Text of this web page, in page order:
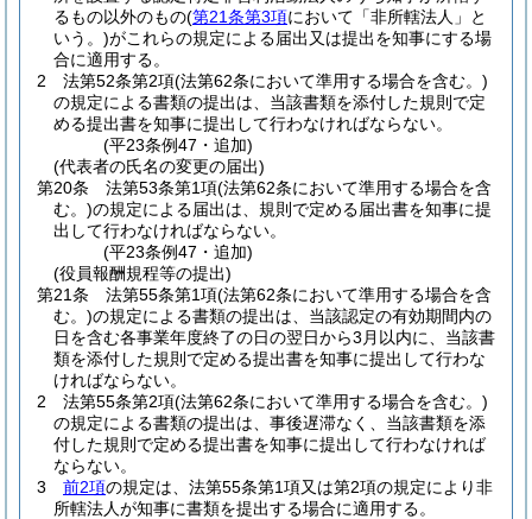
るもの以外のもの(第21条第3項において「非所轄法人」と
いう。)がこれらの規定による届出又は提出を知事にする場
合に適用する。
2
法第52条第2項(法第62条において準用する場合を含む。)
の規定による書類の提出は、当該書類を添付した規則で定
める提出書を知事に提出して行わなければならない。
(平23条例47・追加)
(代表者の氏名の変更の届出)
第20条
法第53条第1項(法第62条において準用する場合を含
む。)の規定による届出は、規則で定める届出書を知事に提
出して行わなければならない。
(平23条例47・追加)
(役員報酬規程等の提出)
第21条
法第55条第1項(法第62条において準用する場合を含
む。)の規定による書類の提出は、当該認定の有効期間内の
日を含む各事業年度終了の日の翌日から3月以内に、当該書
類を添付した規則で定める提出書を知事に提出して行わな
ければならない。
2
法第55条第2項(法第62条において準用する場合を含む。)
の規定による書類の提出は、事後遅滞なく、当該書類を添
付した規則で定める提出書を知事に提出して行わなければ
ならない。
3
前2項の規定は、法第55条第1項又は第2項の規定により非
所轄法人が知事に書類を提出する場合に適用する。